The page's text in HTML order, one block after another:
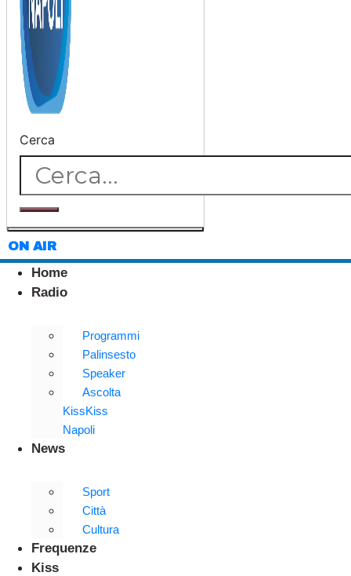
Cerca
ON AIR
Home
Radio
Programmi
Palinsesto
Speaker
Ascolta
KissKiss
Napoli
News
Sport
Città
Cultura
Frequenze
Kiss